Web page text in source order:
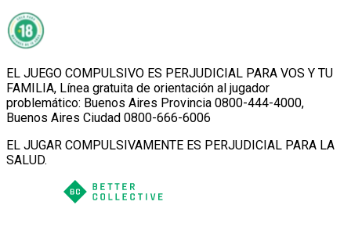
EL JUEGO COMPULSIVO ES PERJUDICIAL PARA VOS Y TU
FAMILIA, Línea gratuita de orientación al jugador
problemático: Buenos Aires Provincia 0800-444-4000,
Buenos Aires Ciudad 0800-666-6006
EL JUGAR COMPULSIVAMENTE ES PERJUDICIAL PARA LA
SALUD.